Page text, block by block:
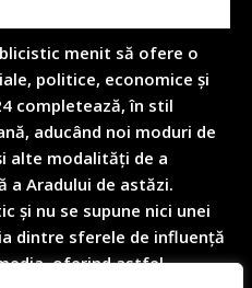
menit să ofere o
politice, economice și
completează, în stil
aducând noi moduri de
alte modalități de a
Aradului de astăzi.
și nu se supune nici unei
dintre sferele de influență
oferind astfel